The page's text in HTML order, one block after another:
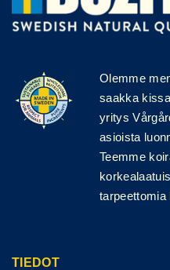
Olemme
saakka
yritys
asioista
Teemme
tarpeettomia
TIEDOT